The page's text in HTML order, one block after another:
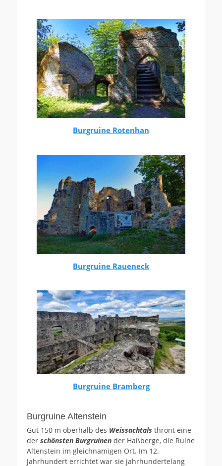
Burgruine Rotenhan
Burgruine Raueneck
Burgruine Bramberg
Burgruine Altenstein
Gut 150 m oberhalb des Weissachtals thront eine
der schönsten Burgruinen der Haßberge, die Ruine
Altenstein im gleichnamigen Ort. Im 12.
Jahrhundert errichtet war sie jahrhundertelang